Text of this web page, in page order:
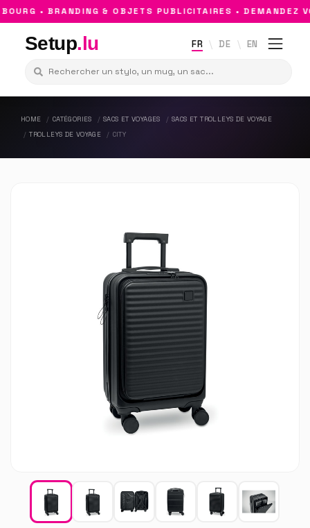
• BRANDING & OBJETS PUBLICITAIRES • DEMANDEZ
Setup.lu FR DE EN
HOME CATÉGORIES SACS ET VOYAGES
SACS ET TROLLEYS DE VOYAGE
TROLLEYS DE VOYAGE
CITY